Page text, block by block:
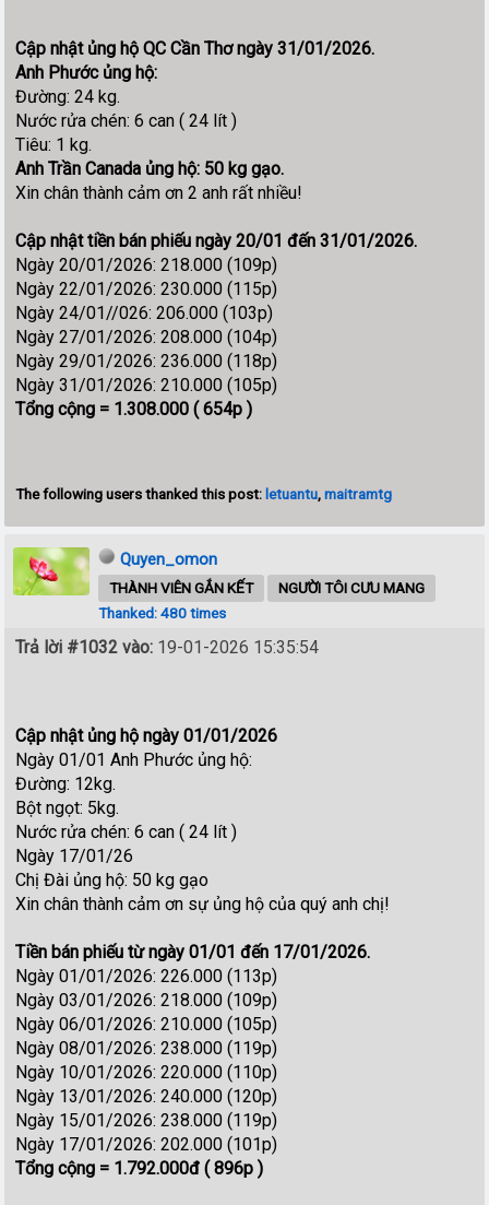
Cập nhật ủng hộ QC Cần Thơ ngày 31/01/2026.
Anh Phước ủng hộ:
Đường: 24 kg.
Nước rửa chén: 6 can ( 24 lít )
Tiêu: 1 kg.
Anh Trần Canada ủng hộ: 50 kg gạo.
Xin chân thành cảm ơn 2 anh rất nhiều!
Cập nhật tiền bán phiếu ngày 20/01 đến 31/01/2026.
Ngày 20/01/2026: 218.000 (109p)
Ngày 22/01/2026: 230.000 (115p)
Ngày 24/01//026: 206.000 (103p)
Ngày 27/01/2026: 208.000 (104p)
Ngày 29/01/2026: 236.000 (118p)
Ngày 31/01/2026: 210.000 (105p)
Tổng cộng = 1.308.000 ( 654p )
The following users thanked this post: letuantu,maitramtg
Quyen_omon
THÀNH VIÊN GẮN KẾT
NGƯỜI TÔI CƯU MANG
Thanked: 480 times
Trả lời #1032 vào: 19-01-2026 15:35:54
Cập nhật ủng hộ ngày 01/01/2026
Ngày 01/01 Anh Phước ủng hộ:
Đường: 12kg.
Bột ngọt: 5kg.
Nước rửa chén: 6 can ( 24 lít )
Ngày 17/01/26
Chị Đài ủng hộ: 50 kg gạo
Xin chân thành cảm ơn sự ủng hộ của quý anh chị!
Tiền bán phiếu từ ngày 01/01 đến 17/01/2026.
Ngày 01/01/2026: 226.000 (113p)
Ngày 03/01/2026: 218.000 (109p)
Ngày 06/01/2026: 210.000 (105p)
Ngày 08/01/2026: 238.000 (119p)
Ngày 10/01/2026: 220.000 (110p)
Ngày 13/01/2026: 240.000 (120p)
Ngày 15/01/2026: 238.000 (119p)
Ngày 17/01/2026: 202.000 (101p)
Tổng cộng = 1.792.000đ ( 896p )